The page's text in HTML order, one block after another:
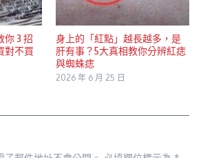
你 3 招
對不買
身上的「紅點」越長越多，是
肝有事？5大真相教你分辨紅痣
與蜘蛛痣
2026 年 6 月 25 日